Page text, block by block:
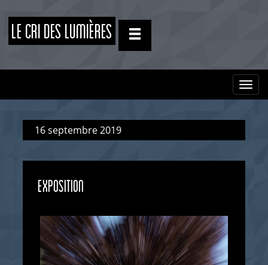
Le CRI des Lumières
16 septembre 2019
EXPOSITION